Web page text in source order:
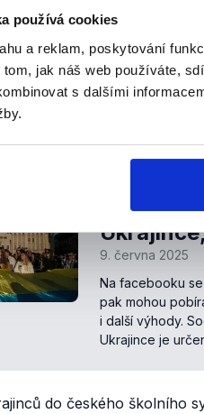
používá cookies
a reklam, poskytování
jak náš web používáte,
s dalšími
90 dnů. Podle informací
přes 51 tisíc
Na středních školách
studentů, z nichž 7 tisíc
s válkou na Ukrajině 74
školách vzdělávalo
% všech ukrajinských
9. června 2025
Na facebooku
pak mohou
i další výhody.
Ukrajince je
do českého školního